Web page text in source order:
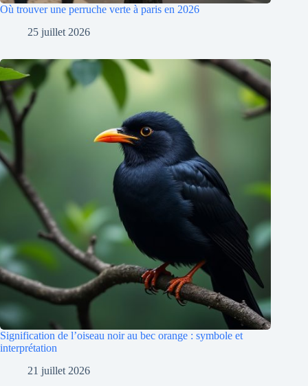
Où trouver une perruche verte à paris en 2026
25 juillet 2026
Signification de l’oiseau noir au bec orange : symbole et
interprétation
21 juillet 2026